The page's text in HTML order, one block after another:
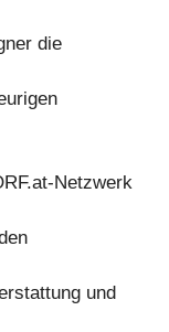
die
Netzwerk
und